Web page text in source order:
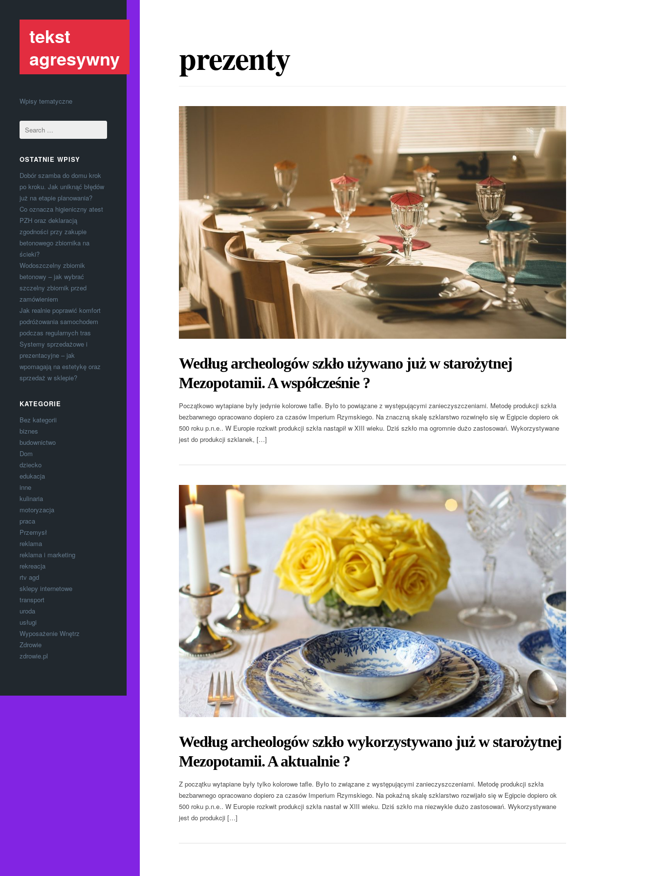
tekst
agresywny
Wpisy tematyczne
OSTATNIE WPISY
Dobór szamba do domu krok
po kroku. Jak uniknąć błędów
już na etapie planowania?
Co oznacza higieniczny atest
PZH oraz deklaracją
zgodności przy zakupie
betonowego zbiornika na
ścieki?
Wodoszczelny zbiornik
betonowy – jak wybrać
szczelny zbiornik przed
zamówieniem
Jak realnie poprawić komfort
podróżowania samochodem
podczas regularnych tras
Systemy sprzedażowe i
prezentacyjne – jak
wpomagają na estetykę oraz
sprzedaż w sklepie?
KATEGORIE
Bez kategorii
biznes
budownictwo
Dom
dziecko
edukacja
inne
kulinaria
motoryzacja
praca
Przemysł
reklama
reklama i marketing
rekreacja
rtv agd
sklepy internetowe
transport
uroda
usługi
Wyposażenie Wnętrz
Zdrowie
zdrowie.pl
prezenty
Według archeologów szkło używano już w starożytnej
Mezopotamii. A współcześnie ?
Początkowo wytapiane były jedynie kolorowe tafle. Było to powiązane z występującymi zanieczyszczeniami. Metodę produkcji szkła
bezbarwnego opracowano dopiero za czasów Imperium Rzymskiego. Na znaczną skalę szklarstwo rozwinęło się w Egipcie dopiero ok
500 roku p.n.e.. W Europie rozkwit produkcji szkła nastąpił w XIII wieku. Dziś szkło ma ogromnie dużo zastosowań. Wykorzystywane
jest do produkcji szklanek, […]
Według archeologów szkło wykorzystywano już w starożytnej
Mezopotamii. A aktualnie ?
Z początku wytapiane były tylko kolorowe tafle. Było to związane z występującymi zanieczyszczeniami. Metodę produkcji szkła
bezbarwnego opracowano dopiero za czasów Imperium Rzymskiego. Na pokaźną skalę szklarstwo rozwijało się w Egipcie dopiero ok
500 roku p.n.e.. W Europie rozkwit produkcji szkła nastał w XIII wieku. Dziś szkło ma niezwykle dużo zastosowań. Wykorzystywane
jest do produkcji […]